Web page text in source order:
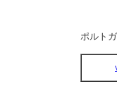
ポルト